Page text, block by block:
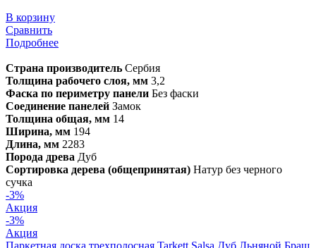
В корзину
Сравнить
Подробнее
Страна производитель Сербия
Толщина рабочего слоя, мм 3,2
Фаска по периметру панели Без фаски
Соединение панелей Замок
Толщина общая, мм 14
Ширина, мм 194
Длина, мм 2283
Порода древа Дуб
Сортировка дерева (общепринятая) Натур без черного
сучка
-3%
Акция
-3%
Акция
Паркетная доска трехполосная Tarkett Salsa Дуб Льняной Браш